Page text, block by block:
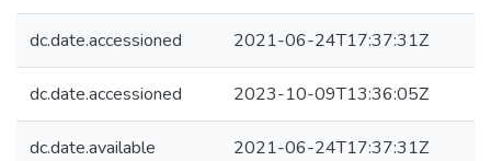
dc.date.accessioned 2021-06-24T17:37:31Z
dc.date.accessioned 2023-10-09T13:36:05Z
dc.date.available 2021-06-24T17:37:31Z